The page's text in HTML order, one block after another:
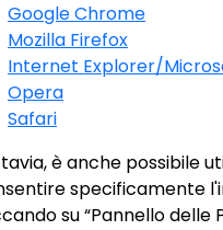
Google Chrome
Mozilla Firefox
Internet Explorer/
Opera
Safari
è anche possibile
specificamente
su “Pannello delle